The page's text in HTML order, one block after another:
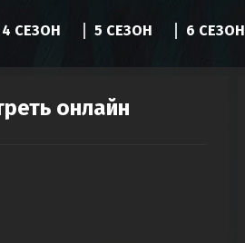
4 СЕЗОН 5 СЕЗОН 6 СЕЗОН
онлайн